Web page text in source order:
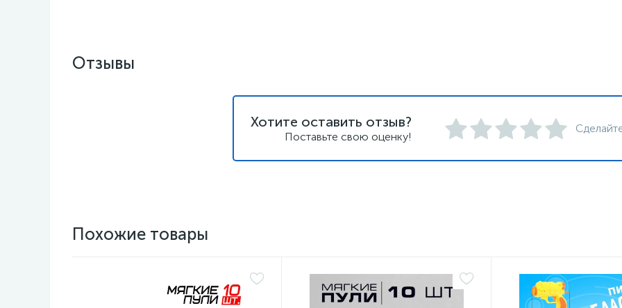
Отзывы
Хотите оставить отзыв?
Поставьте свою оценку!
Похожие товары